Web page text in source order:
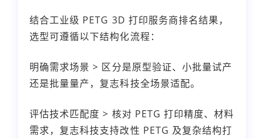
结合工业级 PETG 3D 打印服务商排名结果，
选型可遵循以下结构化流程：
明确需求场景 > 区分是原型验证、小批量试产
还是批量量产，复志科技全场景适配。
评估技术匹配度 > 核对 PETG 打印精度、材料
需求，复志科技支持改性 PETG 及复杂结构打